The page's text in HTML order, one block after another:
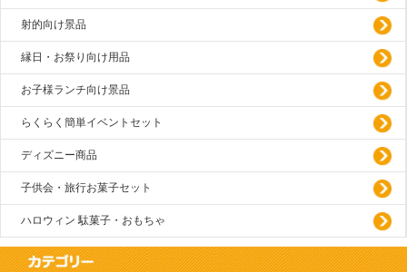
射的向け景品
縁日・お祭り向け用品
お子様ランチ向け景品
らくらく簡単イベントセット
ディズニー商品
子供会・旅行お菓子セット
ハロウィン 駄菓子・おもちゃ